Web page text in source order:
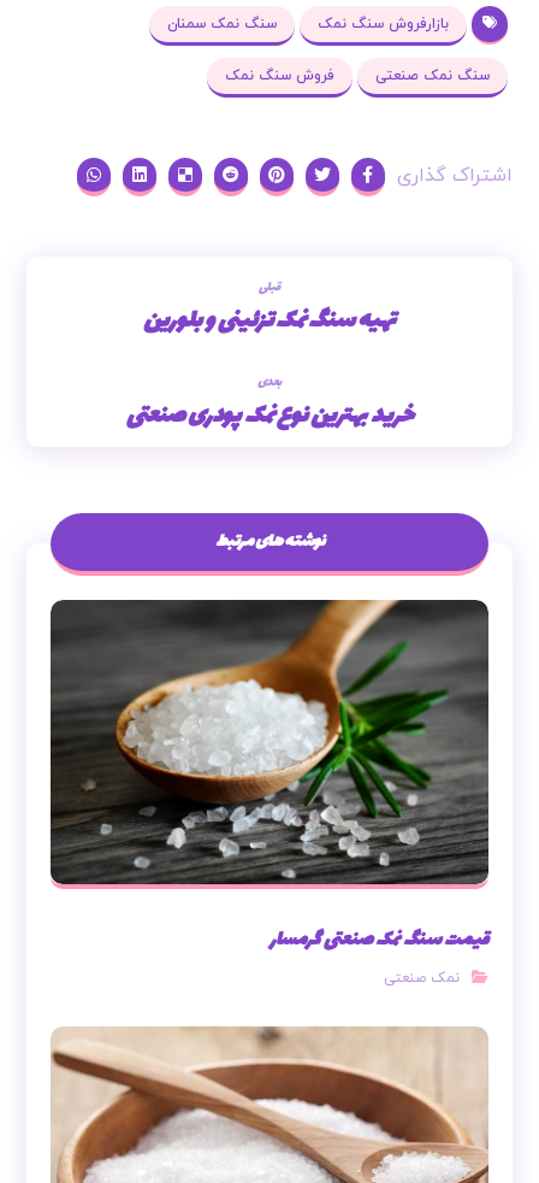
بازارفروش سنگ نمک سنگ نمک سمنان
سنگ نمک صنعتی فروش سنگ نمک
قبلی
تهیه سنگ نمک تزئینی و بلورین
بعدی
خرید بهترین نوع نمک پودری صنعتی
نوشته های مرتبط
قیمت سنگ نمک صنعتی گرمسار
نمک صنعتی